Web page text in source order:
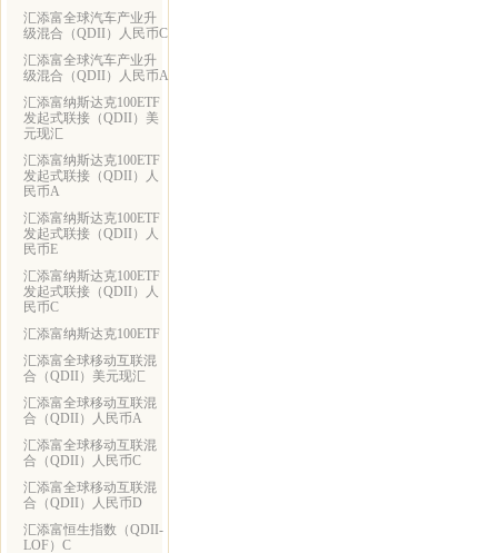
汇添富全球汽车产业升
级混合（QDII）人民币C
汇添富全球汽车产业升
级混合（QDII）人民币A
汇添富纳斯达克100ETF
发起式联接（QDII）美
元现汇
汇添富纳斯达克100ETF
发起式联接（QDII）人
民币A
汇添富纳斯达克100ETF
发起式联接（QDII）人
民币E
汇添富纳斯达克100ETF
发起式联接（QDII）人
民币C
汇添富纳斯达克100ETF
汇添富全球移动互联混
合（QDII）美元现汇
汇添富全球移动互联混
合（QDII）人民币A
汇添富全球移动互联混
合（QDII）人民币C
汇添富全球移动互联混
合（QDII）人民币D
汇添富恒生指数（QDII-
LOF）C